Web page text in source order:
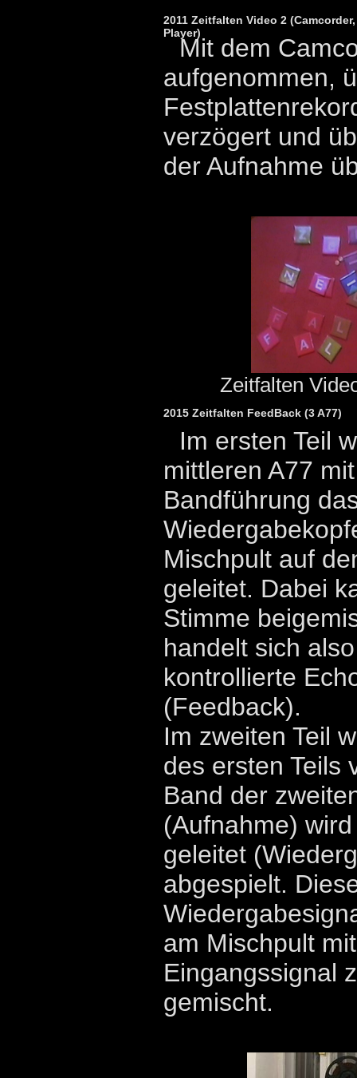
2011 Zeitfalten Video 2
Player)
Mit dem
aufgenommen,
verzögert und
der Aufnahme
Zeitfalten
2015 Zeitfalten FeedBack (3 A77)
Im ersten Teil
mittleren A77
Bandführung
Mischpult auf
geleitet. Dabei
Stimme
handelt sich
kontrollierte
(Feedback).
Im zweiten Teil
des ersten Teils
Band der
(Aufnahme)
geleitet
abgespielt.
am Mischpult
Eingangssignal
gemischt.